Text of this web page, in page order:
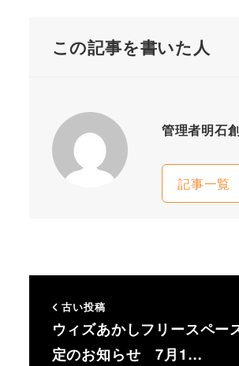
この記事を書いた人
管理者明石
記事一覧
古い投稿
ウィズあかしフリースペー
定のお知らせ 7月1…